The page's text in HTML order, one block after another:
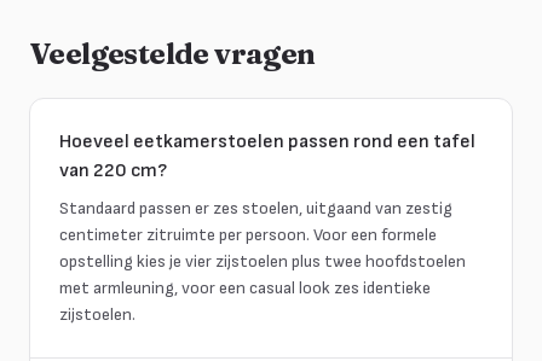
Veelgestelde vragen
Hoeveel eetkamerstoelen passen rond een tafel
van 220 cm?
Standaard passen er zes stoelen, uitgaand van zestig
centimeter zitruimte per persoon. Voor een formele
opstelling kies je vier zijstoelen plus twee hoofdstoelen
met armleuning, voor een casual look zes identieke
zijstoelen.